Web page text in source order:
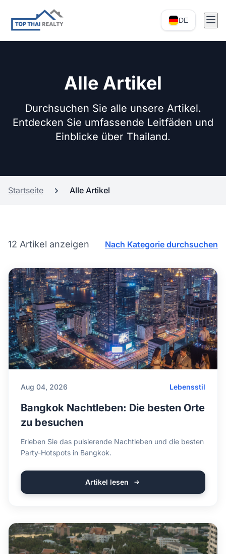
DE
Alle Artikel
Durchsuchen Sie alle unsere Artikel.
Entdecken Sie umfassende Leitfäden und
Einblicke über Thailand.
Startseite Alle Artikel
12 Artikel anzeigen Nach Kategorie durchsuchen
Aug 04, 2026 Lebensstil
Bangkok Nachtleben: Die besten Orte
zu besuchen
Erleben Sie das pulsierende Nachtleben und die besten
Party-Hotspots in Bangkok.
Artikel lesen